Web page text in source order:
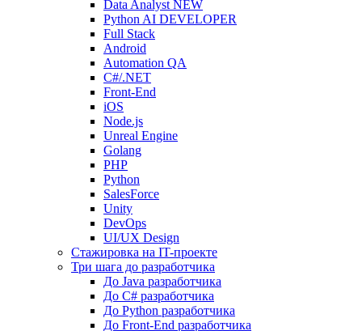
Data Analyst NEW
Python AI DEVELOPER
Full Stack
Android
Automation QA
C#/.NET
Front-End
iOS
Node.js
Unreal Engine
Golang
PHP
Python
SalesForce
Unity
DevOps
UI/UX Design
Стажировка на IT-проекте
Три шага до разработчика
До Java разработчика
До C# разработчика
До Python разработчика
До Front-End разработчика